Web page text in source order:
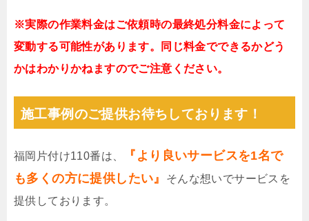
※実際の作業料金はご依頼時の最終処分料金によって
変動する可能性があります。同じ料金でできるかどう
かはわかりかねますのでご注意ください。
施工事例のご提供お待ちしております！
福岡片付け110番は、
『より良いサービスを1名で
も多くの方に提供したい』
そんな想いでサービスを
提供しております。